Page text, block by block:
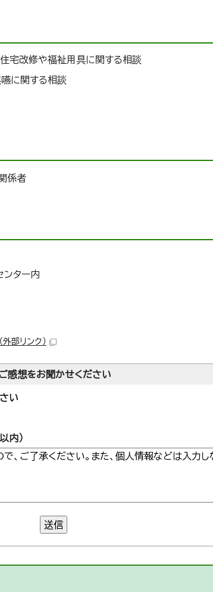
宅改修や福祉用具に関する相談
嚥に関する相談
係者
ター内
（外部リンク）
感想をお聞かせください
い
内）
送信